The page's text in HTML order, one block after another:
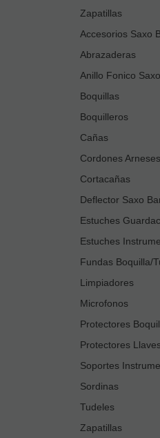
Zapatillas
Accesorios Saxo
Abrazaderas
Anillo Fonico
Boquillas
Boquilleros
Cañas
Cordones Arneses
Cortacañas
Deflector Saxo
Estuches
Estuches
Fundas Boquilla/
Limpiadores
Microfonos
Protectores
Protectores
Soportes
Sordinas
Tudeles
Zapatillas